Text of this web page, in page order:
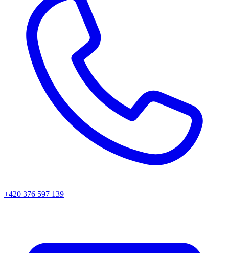
+420 376 597 139